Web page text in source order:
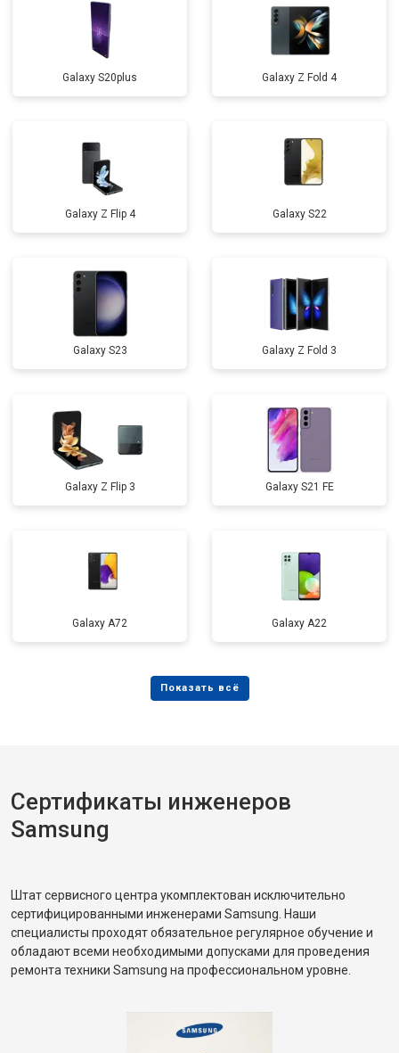
Galaxy S20plus Galaxy Z Fold 4
Galaxy Z Flip 4 Galaxy S22
Galaxy S23 Galaxy Z Fold 3
Galaxy Z Flip 3 Galaxy S21 FE
Galaxy A72 Galaxy А22
Сертификаты инженеров
Samsung
Штат сервисного центра укомплектован исключительно
сертифицированными инженерами Samsung. Наши
специалисты проходят обязательное регулярное обучение и
обладают всеми необходимыми допусками для проведения
ремонта техники Samsung на профессиональном уровне.